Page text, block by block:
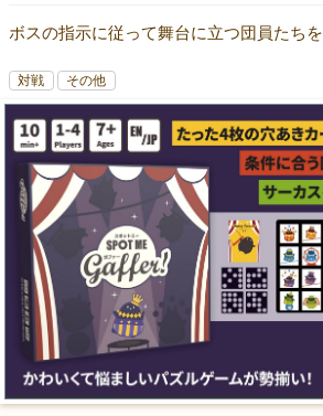
ボスの指示に従って舞台に立つ団員たち
対戦 その他